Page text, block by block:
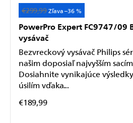
Akcia
€299,99 –36 %
PowerPro Expert FC9747/09
vysávač
€189,99
Bezvreckový vysávač Philips
našim doposiaľ najvyšším
Dosiahnite vynikajúce
úsilím vďaka...